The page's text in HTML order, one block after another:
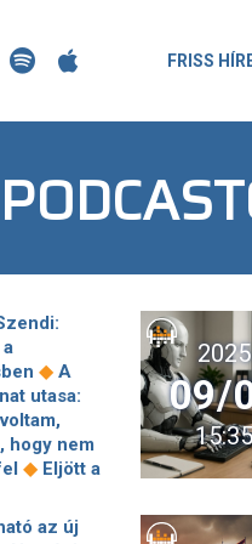
FRISS
◆ A
utasa:
hogy nem
◆ Eljött a
Orbán
2025
09/
15:35
az új